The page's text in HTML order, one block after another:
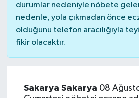
durumlar nedeniyle nöbete
nedenle, yola çıkmadan önce
olduğunu telefon aracılığıyla
fikir olacaktır.
Sakarya Sakarya 08